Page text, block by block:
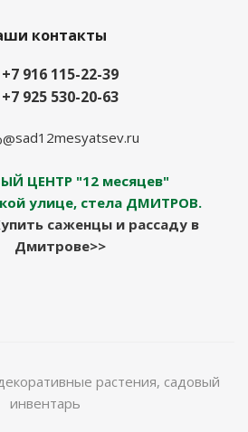
контакты
+7 916 115-22-39
+7 925 530-20-63
sad12mesyatsev.ru
ЦЕНТР "12 месяцев"
улице, стела ДМИТРОВ.
саженцы и рассаду в
Дмитрове>>
растения, садовый
инвентарь